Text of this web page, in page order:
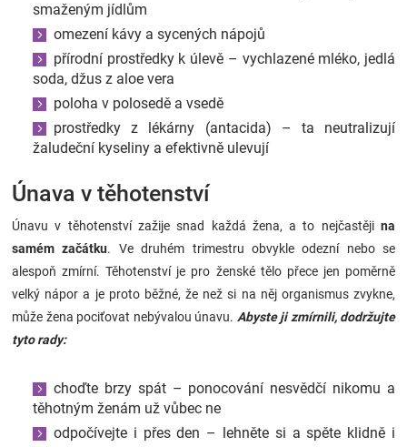
smaženým jídlům
omezení kávy a sycených nápojů
přírodní prostředky k úlevě – vychlazené mléko, jedlá
soda, džus z aloe vera
poloha v polosedě a vsedě
prostředky z lékárny (antacida) – ta neutralizují
žaludeční kyseliny a efektivně ulevují
Únava v těhotenství
Únavu v těhotenství zažije snad každá žena, a to nejčastěji na
samém začátku. Ve druhém trimestru obvykle odezní nebo se
alespoň zmírní. Těhotenství je pro ženské tělo přece jen poměrně
velký nápor a je proto běžné, že než si na něj organismus zvykne,
může žena pociťovat nebývalou únavu. Abyste ji zmírnili, dodržujte
tyto rady:
choďte brzy spát – ponocování nesvědčí nikomu a
těhotným ženám už vůbec ne
odpočívejte i přes den – lehněte si a spěte klidně i